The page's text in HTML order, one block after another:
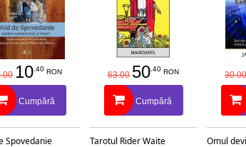
10 .40 RON
Cumpără
Spovedanie
63.00 50 .40 RON
Cumpără
Tarotul Rider Waite
30.00
Omul